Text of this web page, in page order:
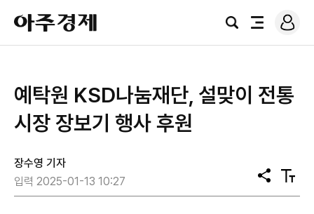
아
주
경
검
전
로
그
예탁원 KSD나눔재단, 설맞이 전통
시장 장보기 행사 후원
장수영 기자
입력 2025-01-13 10:27
공
유
텍
스